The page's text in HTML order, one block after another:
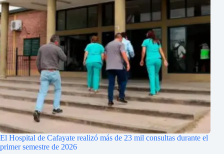
El Hospital de Cafayate realizó más de 23 mil consultas durante el
primer semestre de 2026